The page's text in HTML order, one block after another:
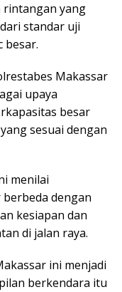
rintangan yang
standar uji
besar.
Makassar
upaya
besar
sesuai dengan
menilai
dengan
kesiapan dan
di jalan raya.
ini menjadi
berkendara itu